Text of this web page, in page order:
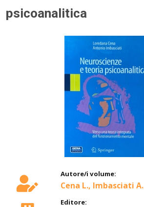
psicoanalitica
Autore/i volume:
Cena L., Imbasciati A.
Editore: